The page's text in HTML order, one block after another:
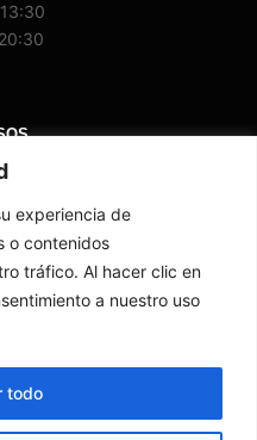
experiencia de
o contenidos
tráfico. Al hacer clic en
a nuestro uso
todo
cita